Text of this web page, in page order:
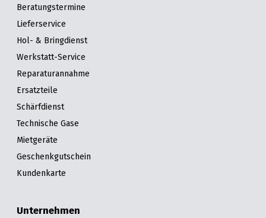
Beratungstermine
Lieferservice
Hol- & Bringdienst
Werkstatt-Service
Reparaturannahme
Ersatzteile
Schärfdienst
Technische Gase
Mietgeräte
Geschenkgutschein
Kundenkarte
Unternehmen